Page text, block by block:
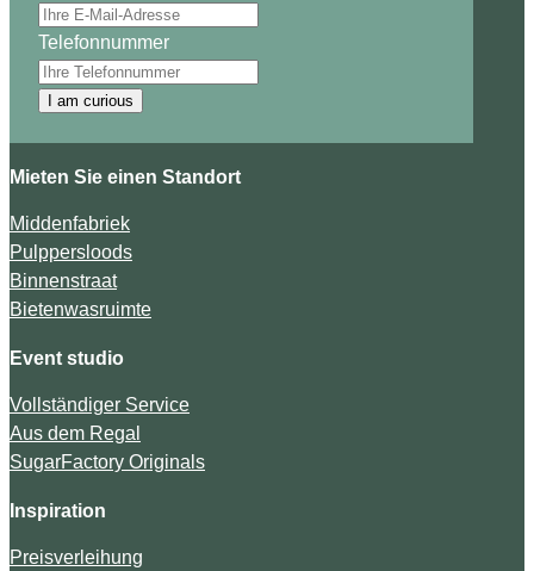
Telefonnummer
I am curious
Mieten Sie einen Standort
Middenfabriek
Pulppersloods
Binnenstraat
Bietenwasruimte
Event studio
Vollständiger Service
Aus dem Regal
SugarFactory Originals
Inspiration
Preisverleihung